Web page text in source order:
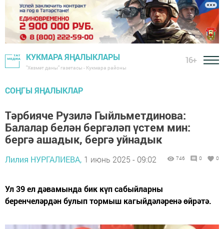
КУКМАРА ЯҢАЛЫКЛАРЫ
"Хезмәт даны" газетасы - Кукмара районы
16+
СОҢГЫ ЯҢАЛЫКЛАР
Тәрбияче Рузилә Гыйльметдинова:
Балалар белән бергәләп үстем мин:
бергә ашадык, бергә уйнадык
Лилия НУРГАЛИЕВА, 1 июнь 2025 - 09:02 746 0 0
Ул 39 ел дәвамында бик күп сабыйларны
беренчеләрдән булып тормыш кагыйдәләренә өйрәтә.